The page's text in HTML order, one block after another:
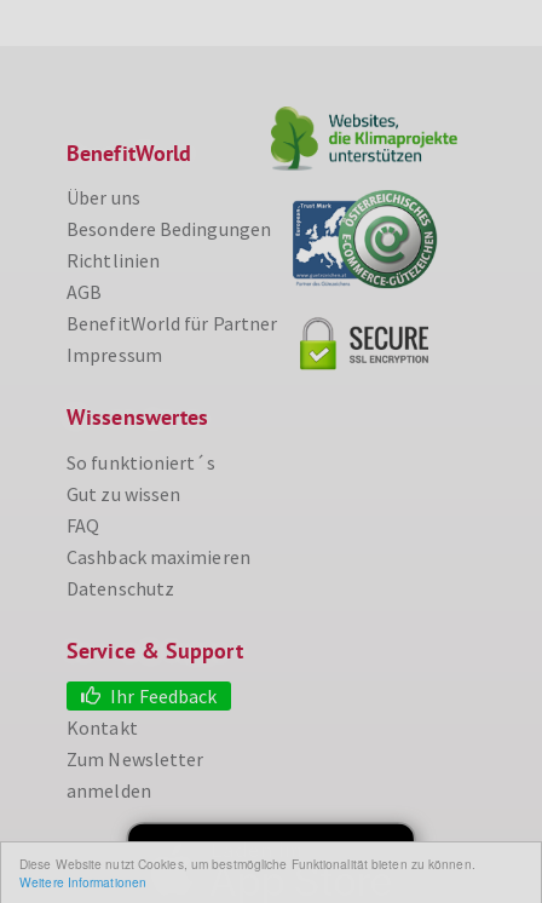
Diese Website nutzt Cookies, um bestmögliche Funktionalität bieten zu können.
Weitere Informationen
BenefitWorld
Über uns
Besondere Bedingungen
Richtlinien
AGB
BenefitWorld für Partner
Impressum
Wissenswertes
So funktioniert´s
Gut zu wissen
FAQ
Cashback maximieren
Datenschutz
Service & Support
Ihr Feedback
Kontakt
Zum Newsletter
anmelden